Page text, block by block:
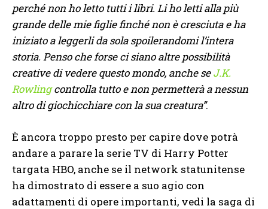
perché non ho letto tutti i libri. Li ho letti alla più
grande delle mie figlie finché non è cresciuta e ha
iniziato a leggerli da sola spoilerandomi l’intera
storia. Penso che forse ci siano altre possibilità
creative di vedere questo mondo, anche seJ.K.
Rowlingcontrolla tutto e non permetterà a nessun
altro di giochicchiare con la sua creatura”.
È ancora troppo presto per capire dove potrà
andare a parare la serie TV di Harry Potter
targata HBO, anche se il network statunitense
ha dimostrato di essere a suo agio con
adattamenti di opere importanti, vedi la saga di